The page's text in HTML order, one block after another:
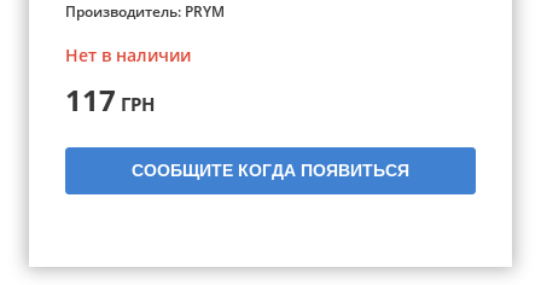
Производитель: PRYM
Нет в наличии
117 ГРН
СООБЩИТЕ КОГДА ПОЯВИТЬСЯ